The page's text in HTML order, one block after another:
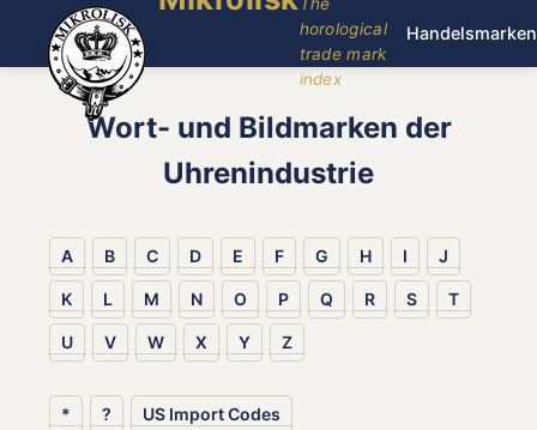
horological
trade mark
index
Handelsmarken
Wort- und Bildmarken der
Uhrenindustrie
A B C D E F G H I J
K L M N O P Q R S T
U V W X Y Z
* ? US Import Codes